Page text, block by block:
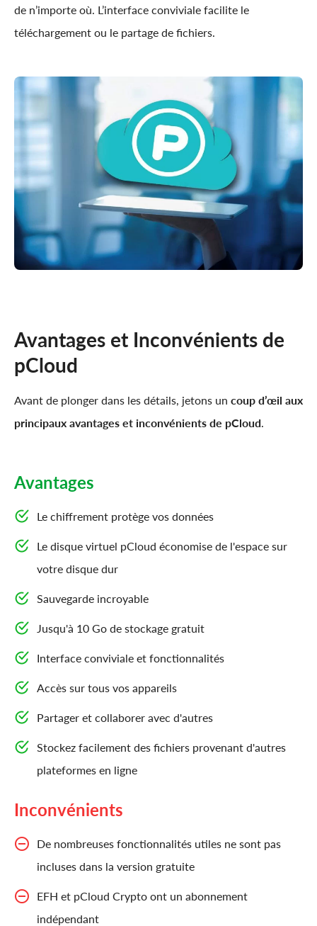
de n’importe où. L’interface conviviale facilite le
téléchargement ou le partage de fichiers.
Avantages et Inconvénients de
pCloud
Avant de plonger dans les détails, jetons un coup d’œil aux
principaux avantages et inconvénients de pCloud
Avantages
Le chiffrement protège vos données
Le disque virtuel pCloud économise de l'espace sur
votre disque dur
Sauvegarde incroyable
Jusqu'à 10 Go de stockage gratuit
Interface conviviale et fonctionnalités
Accès sur tous vos appareils
Partager et collaborer avec d'autres
Stockez facilement des fichiers provenant d'autres
plateformes en ligne
Inconvénients
De nombreuses fonctionnalités utiles ne sont pas
incluses dans la version gratuite
EFH et pCloud Crypto ont un abonnement
indépendant